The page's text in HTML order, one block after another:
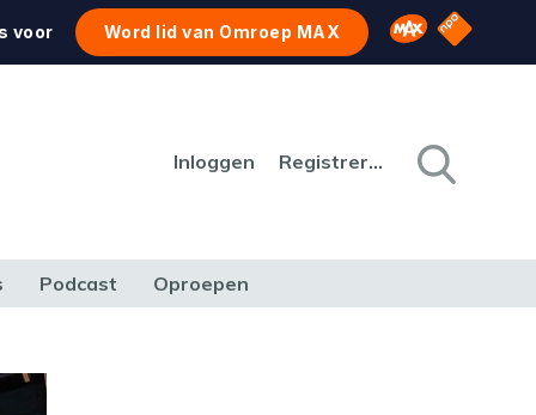
voor Word lid van Omroep MAX Omroep MAX
NPO
Inloggen Registreren
Podcast Oproepen